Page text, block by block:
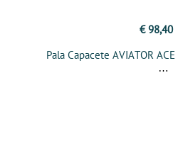
€ 98,40
Pala Capacete AVIATOR